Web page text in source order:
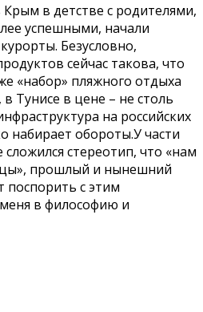
в детстве с родителями,
успешными, начали
Безусловно,
сейчас такова, что
«набор» пляжного отдыха
Тунисе в цене – не столь
на российских
набирает обороты.У части
стереотип, что «нам
прошлый и нынешний
поспорить с этим
в философию и